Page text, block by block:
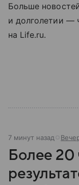
Больше
и долголетии —
на Life.ru.
7 минут назад
Более 20